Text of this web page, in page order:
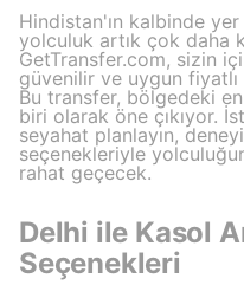
Hindistan'ın kalbinde
yolculuk artık çok daha
GetTransfer.com, sizin
güvenilir ve uygun
Bu transfer, bölgedeki
biri olarak öne çıkıyor.
seyahat planlayın,
seçenekleriyle
rahat geçecek.
Delhi ile Kasol
Seçenekleri